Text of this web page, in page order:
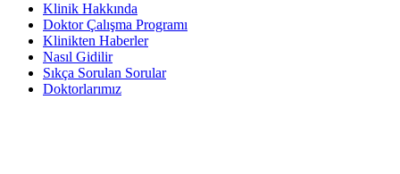
Klinik Hakkında
Doktor Çalışma Programı
Klinikten Haberler
Nasıl Gidilir
Sıkça Sorulan Sorular
Doktorlarımız